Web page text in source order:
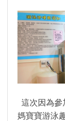
這次因為參
媽寶寶游泳